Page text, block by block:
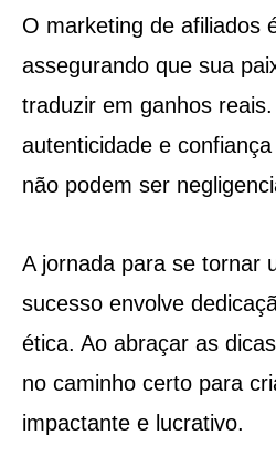
O marketing de afiliados
assegurando que sua
traduzir em ganhos
autenticidade e
não podem ser
A jornada para se tornar
sucesso envolve
ética. Ao abraçar as
no caminho certo para
impactante e lucrativo.